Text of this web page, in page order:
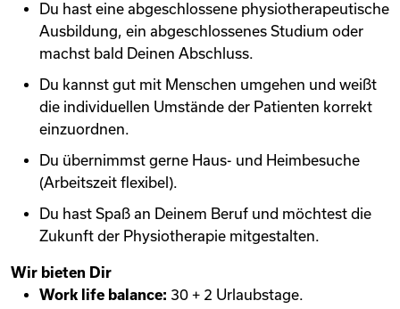
Du hast eine abgeschlossene physiotherapeutische
Ausbildung, ein abgeschlossenes Studium oder
machst bald Deinen Abschluss.
Du kannst gut mit Menschen umgehen und weißt
die individuellen Umstände der Patienten korrekt
einzuordnen.
Du übernimmst gerne Haus- und Heimbesuche
(Arbeitszeit flexibel).
Du hast Spaß an Deinem Beruf und möchtest die
Zukunft der Physiotherapie mitgestalten.
Wir bieten Dir
Work life balance: 30 + 2 Urlaubstage.